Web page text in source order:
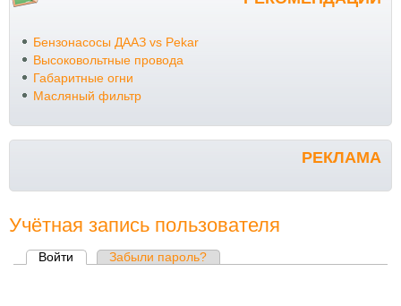
Бензонасосы ДААЗ vs Pekar
Высоковольтные провода
Габаритные огни
Масляный фильтр
РЕКЛАМА
Учётная запись пользователя
Главные вкладки
Войти (активная вкладка)
Забыли пароль?